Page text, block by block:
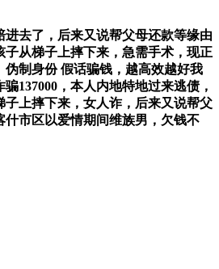
去了，后来又说帮父母还款等缘由
子从梯子上摔下来，急需手术，现正
伪制身份 假话骗钱，越高效越好我
137000，本人内地特地过来逃债，
子上摔下来，女人诈，后来又说帮父
什市区以爱情期间维族男，欠钱不